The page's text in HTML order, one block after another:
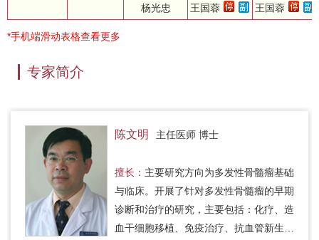
杨光忠
王国蓉
王国蓉
*手机端滑动表格查看更多
专家简介
陈文明 主任医师 博士
擅长： 主要研究方向为多发性骨髓瘤基础
与临床。开展了针对多发性骨髓瘤的早期
诊断和治疗的研究，主要包括：化疗、造
血干细胞移植、免疫治疗、抗血管新生治